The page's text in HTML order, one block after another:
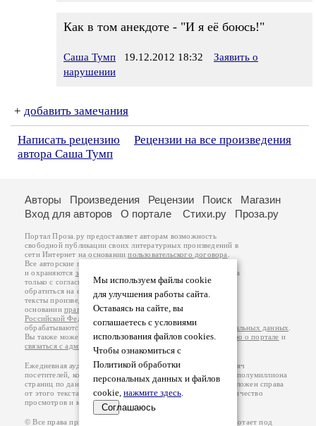
Как в том анекдоте - "И я её боюсь!"
Саша Тумп 19.12.2012 18:32
Заявить о
нарушении
+ добавить замечания
Написать рецензию
Рецензии на все произведения
автора Саша Тумп
Мы используем файлы cookie
для улучшения работы сайта.
Оставаясь на сайте, вы
соглашаетесь с условиями
использования файлов cookies.
Чтобы ознакомиться с
Политикой обработки
персональных данных и файлов
cookie, нажмите здесь.
Соглашаюсь
Авторы Произведения Рецензии Поиск
Магазин
Вход для авторов
О портале Стихи.ру Проза.ру
Портал Проза.ру предоставляет авторам возможность
свободной публикации своих литературных произведений в
сети Интернет на основаниипользовательского договора
Все авторские права на произведения принадлежат авторам
и охраняются законом
. Перепечатка произведений возможна
только с согласия его автора, к которому вы можете
обратиться на его авторской странице. Ответственность за
тексты произведений авторы несут самостоятельно на
основанииправил публикацииизаконодательства
Российской Федерации
обрабатываются на основанииПолитики обработки персональных данных
Вы также можете посмотреть более подробнуюинформацию о портале и
связаться с администрацией
Ежедневная аудитория портала Проза.ру – порядка 100 тысяч
посетителей, которые в общей сумме просматривают более полумиллиона
страниц по данным счетчика посещаемости, который расположен справа
от этого текста. В каждой графе указано по две цифры: количество
просмотров и количество посетителей.
© Все права принадлежат авторам, 2000-2026. Портал работает под